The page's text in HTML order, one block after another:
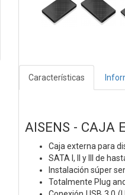
Características
AISENS - CAJA
Caja externa para
SATA I, II y III de
Instalación súper
Totalmente Plug